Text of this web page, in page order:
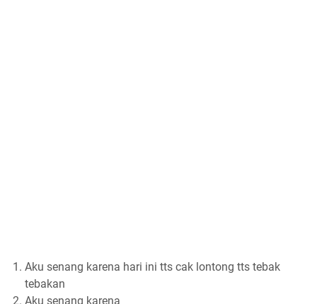
Aku senang karena hari ini tts cak lontong tts tebak
tebakan
Aku senang karena